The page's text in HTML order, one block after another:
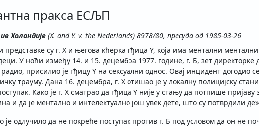
пракса ЕСЉП
Холандије (X. and Y. v. the Nederlands) 8978/80, пресуда од 1985-03-26
представке су г. X и његова кћерка гђица Y, која има ментални
У ноћи између 14. и 15. децембра 1977. године, г. Б, зет директорке
радио, присилио је гђицу Y на сексуални однос. Овај инцидент догодио
трауму. Дана 16. децембра, г. X отишао је у локалну полицијску
Како је г. X сматрао да гђица Y није у стању да потпише пријаву
и да је ментално и интелектуално још увек дете, што су потврдили
је одлучило да не покреће поступак против г. Б под условом да он не